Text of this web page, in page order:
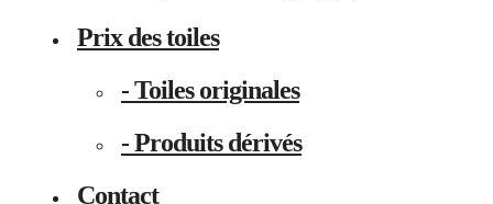
Prix des toiles
- Toiles originales
- Produits dérivés
Contact